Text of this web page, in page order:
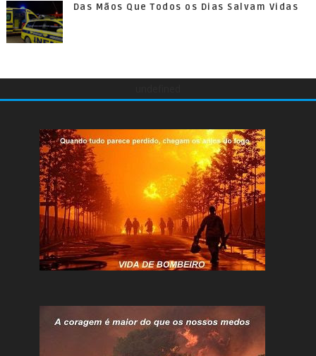
Das Mãos Que Todos os Dias Salvam Vidas